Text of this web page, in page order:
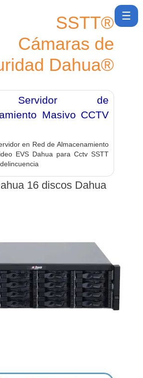
SSTT®
Cámaras de
Dahua®
☰
SSTT®
Cómo
comprar
Política
de post
venta
y
Contacto
Blog ▾
Servidor de
Masivo CCTV
en Red de Almacenamiento
EVS Dahua para Cctv SSTT
16 discos Dahua